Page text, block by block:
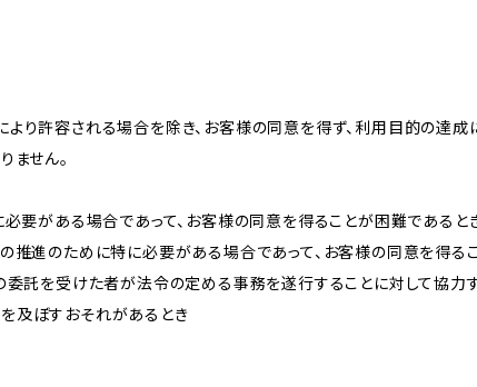
より許容される場合を除き、お客様の同意を得ず、利用目的の達
ません。
必要がある場合であって、お客様の同意を得ることが困難であると
推進のために特に必要がある場合であって、お客様の同意を得る
委託を受けた者が法令の定める事務を遂行することに対して協力
及ぼすおそれがあるとき